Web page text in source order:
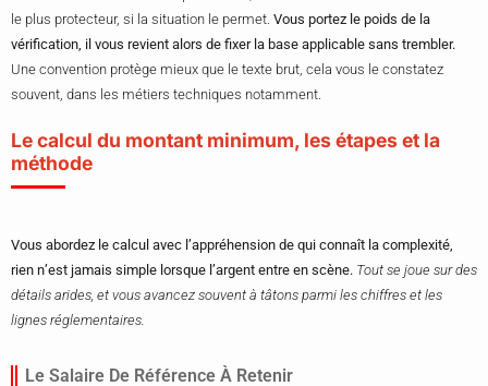
le plus protecteur, si la situation le permet. Vous portez le poids de la
vérification, il vous revient alors de fixer la base applicable sans trembler.
Une convention protège mieux que le texte brut, cela vous le constatez
souvent, dans les métiers techniques notamment.
Le calcul du montant minimum, les étapes et la
méthode
Vous abordez le calcul avec l’appréhension de qui connaît la complexité,
rien n’est jamais simple lorsque l’argent entre en scène. Tout se joue sur des
détails arides, et vous avancez souvent à tâtons parmi les chiffres et les
lignes réglementaires.
Le Salaire De Référence À Retenir